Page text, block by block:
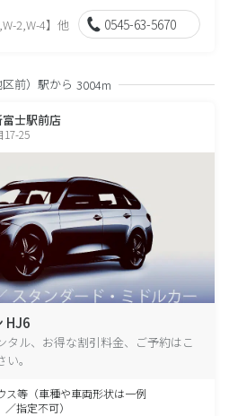
2,W-4】他 0545-63-5670
前）駅から 3004m
士駅前店
17-25
HJ6
タル、お得な割引料金、ご予約はこ
。
ス等（車種や車両形状は一例
／指定不可）